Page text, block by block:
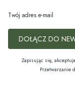
Twój adres e-mail
DOŁĄCZ DO
Zapisując się,
Przetwarzanie